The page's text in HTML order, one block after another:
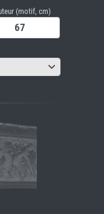
(motif, cm)